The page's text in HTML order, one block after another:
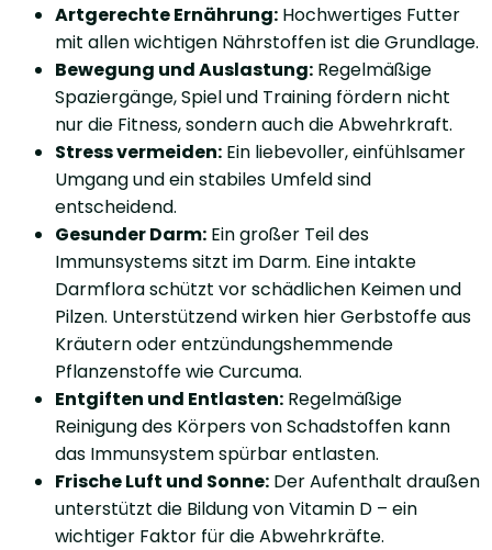
Artgerechte Ernährung: Hochwertiges Futter
mit allen wichtigen Nährstoffen ist die Grundlage.
Bewegung und Auslastung: Regelmäßige
Spaziergänge, Spiel und Training fördern nicht
nur die Fitness, sondern auch die Abwehrkraft.
Stress vermeiden: Ein liebevoller, einfühlsamer
Umgang und ein stabiles Umfeld sind
entscheidend.
Gesunder Darm: Ein großer Teil des
Immunsystems sitzt im Darm. Eine intakte
Darmflora schützt vor schädlichen Keimen und
Pilzen. Unterstützend wirken hier Gerbstoffe aus
Kräutern oder entzündungshemmende
Pflanzenstoffe wie Curcuma.
Entgiften und Entlasten: Regelmäßige
Reinigung des Körpers von Schadstoffen kann
das Immunsystem spürbar entlasten.
Frische Luft und Sonne: Der Aufenthalt draußen
unterstützt die Bildung von Vitamin D – ein
wichtiger Faktor für die Abwehrkräfte.